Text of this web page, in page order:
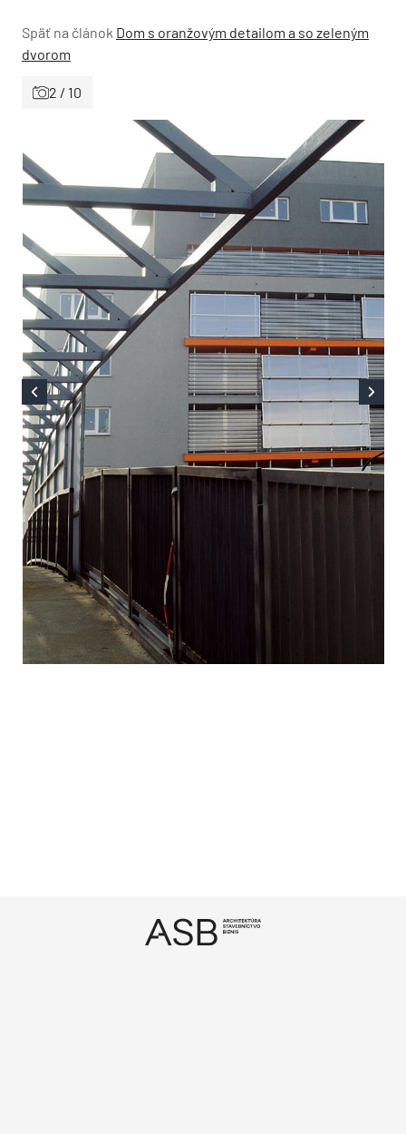
Späť na článok Dom s oranžovým detailom a so zeleným
dvorom
2 / 10